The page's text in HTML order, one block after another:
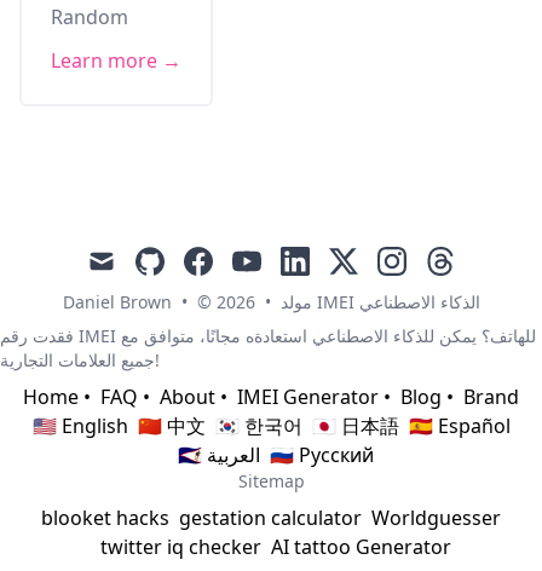
Random
Learn more →
mail githubfacebookyoutubelinkedin
x instagramthreads
Daniel Brown • © 2026 •
مولد IMEI الذكاء الاصطناعي
فقدت رقم IMEI للهاتف؟ يمكن للذكاء الاصطناعي استعادةه مجانًا، متوافق مع
جميع العلامات التجارية!
Home • FAQ • About • IMEI Generator • Blog • Brand
🇺🇸 English 🇨🇳 中文 🇰🇷 한국어 🇯🇵 日本語 🇪🇸 Español
🇸🇦 العربية 🇷🇺 Русский
Sitemap
blooket hacks gestation calculator Worldguesser
twitter iq checker AI tattoo Generator